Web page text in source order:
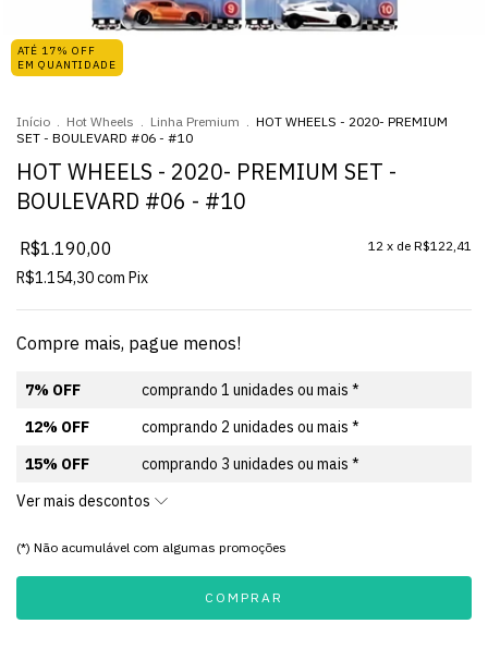
ATÉ 17% OFF
EM QUANTIDADE
Início . Hot Wheels . Linha Premium . HOT WHEELS - 2020- PREMIUM
SET - BOULEVARD #06 - #10
HOT WHEELS - 2020- PREMIUM SET -
BOULEVARD #06 - #10
R$1.190,00 12 x de R$122,41
R$1.154,30com Pix
Compre mais, pague menos!
7% OFF
comprando 1 unidades ou mais *
12% OFF
comprando 2 unidades ou mais *
15% OFF
comprando 3 unidades ou mais *
Ver mais descontos
(*) Não acumulável com algumas promoções